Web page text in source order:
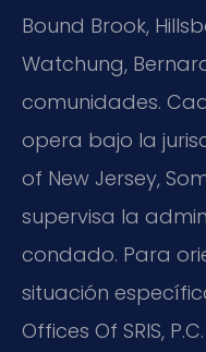
Bound Brook,
Watchung,
comunidades.
opera bajo la
of New Jersey,
supervisa la
condado. Para
situación
Offices Of SRIS,